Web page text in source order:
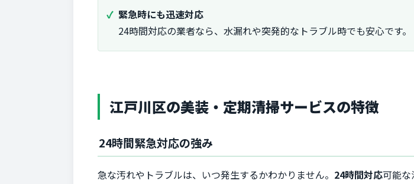
緊急時にも迅速対応
24時間対応の業者なら、水漏れや突発的なトラブル時でも安心です。
江戸川区の美装・定期清掃サービスの特徴
24時間緊急対応の強み
急な汚れやトラブルは、いつ発生するかわかりません。 24時間対応可能